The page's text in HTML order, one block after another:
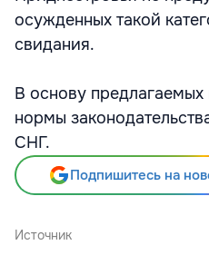
осужденных такой
свидания.
В основу
нормы
СНГ.
Подпишитесь на
Источник